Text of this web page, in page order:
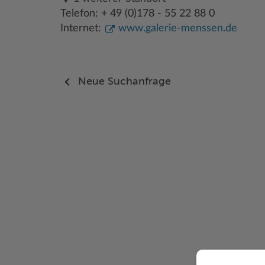
Telefon: + 49 (0)178 - 55 22 88 0
Internet:
www.galerie-menssen.de
Neue Suchanfrage